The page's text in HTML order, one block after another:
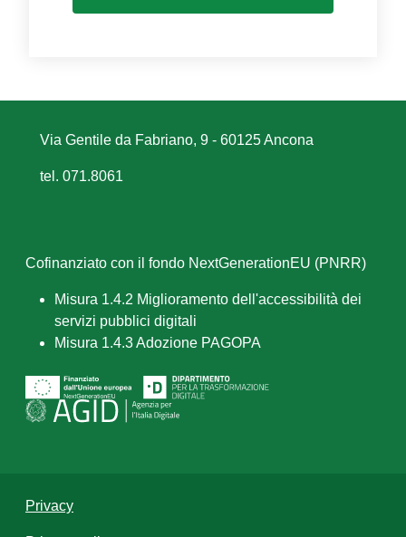
Via Gentile da Fabriano, 9 - 60125 Ancona
tel. 071.8061
Cofinanziato con il fondo NextGenerationEU (PNRR)
Misura 1.4.2 Miglioramento dell'accessibilità dei
servizi pubblici digitali
Misura 1.4.3 Adozione PAGOPA
Privacy